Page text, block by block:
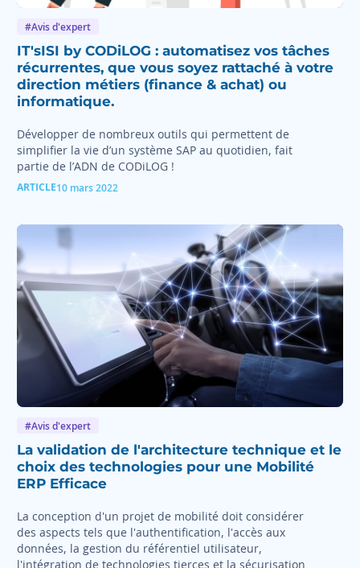
#Avis d'expert
IT'sISI by CODiLOG : automatisez vos tâches
récurrentes, que vous soyez rattaché à votre
direction métiers (finance & achat) ou
informatique.
Développer de nombreux outils qui permettent de
simplifier la vie d’un système SAP au quotidien, fait
partie de l’ADN de CODiLOG !
ARTICLE10 mars 2022
#Avis d'expert
La validation de l'architecture technique et le
choix des technologies pour une Mobilité
ERP Efficace
La conception d'un projet de mobilité doit considérer
des aspects tels que l'authentification, l'accès aux
données, la gestion du référentiel utilisateur,
l'intégration de technologies tierces et la sécurisation